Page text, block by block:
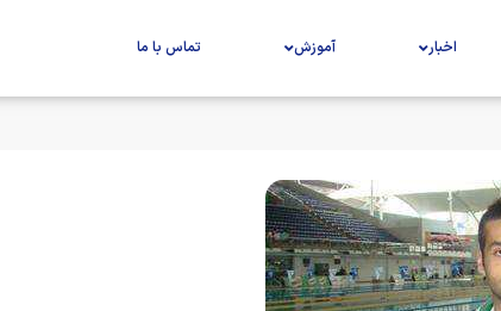
اخبار آموزش تماس با ما